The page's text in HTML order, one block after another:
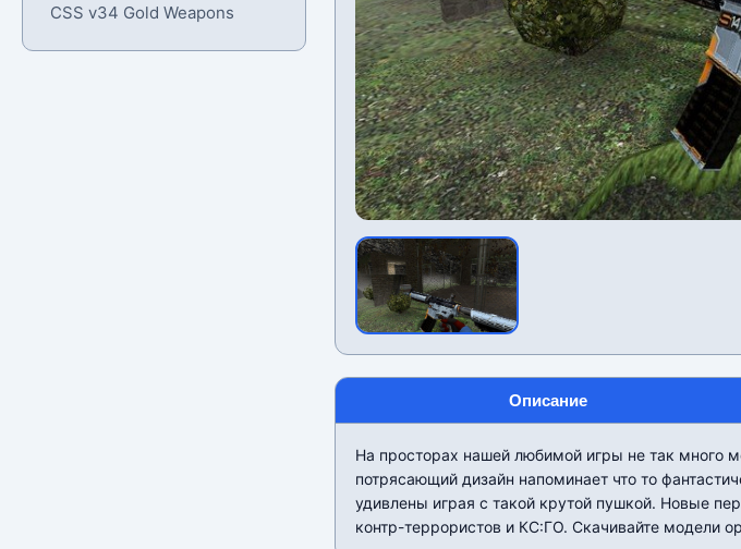
CSS v34 Gold Weapons
Описание
На просторах нашей любимой игры не так много
потрясающий дизайн напоминает что то
удивлены играя с такой крутой пушкой. Новые
контр-террористов и КС:ГО. Скачивайте модели